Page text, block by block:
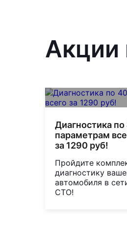
Акции
Диагностика по
параметрам
за 1290 руб!
Пройдите
диагностику
автомобиля в
СТО!